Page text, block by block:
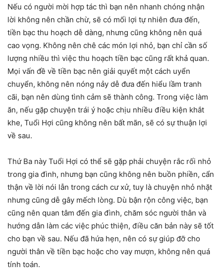
Nếu có người mời hợp tác thì bạn nên nhanh chóng nhận
lời không nên chần chừ, sẽ có mối lợi tự nhiên đưa đến,
tiền bạc thu hoạch dễ dàng, nhưng cũng không nên quá
cao vọng. Không nên chê các món lợi nhỏ, bạn chỉ cần số
lượng nhiều thì việc thu hoạch tiền bạc cũng rất khả quan.
Mọi vấn đề về tiền bạc nên giải quyết một cách uyển
chuyển, không nên nóng nảy dễ đưa đến hiểu lầm tranh
cãi, bạn nên dùng tình cảm sẽ thành công. Trong việc làm
ăn, nếu gặp chuyện trái ý hoặc chịu nhiều điều kiện khắt
khe, Tuổi Hợi cũng không nên bất mãn, sẽ có sự thuận lợi
về sau.
Thứ Ba này Tuổi Hợi có thể sẽ gặp phải chuyện rắc rối nhỏ
trong gia đình, nhưng bạn cũng không nên buồn phiền, cẩn
thận về lời nói lẫn trong cách cư xử, tuy là chuyện nhỏ nhặt
nhưng cũng dễ gây mếch lòng. Dù bận rộn công việc, bạn
cũng nên quan tâm đến gia đình, chăm sóc người thân và
hướng dẫn làm các việc phúc thiện, điều căn bản này sẽ tốt
cho bạn về sau. Nếu đã hứa hẹn, nên có sự giúp đỡ cho
người thân về tiền bạc hoặc cho vay mượn, không nên quá
tính toán.